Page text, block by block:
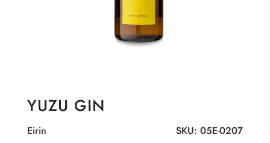
YUZU GIN
SKU: 05E-0207
Eirin